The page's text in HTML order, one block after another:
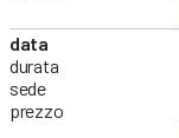
data
durata
sede
prezzo